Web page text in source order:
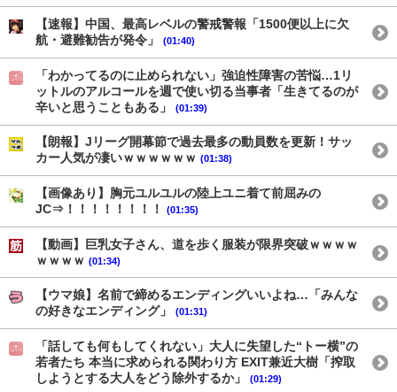
【速報】中国、最高レベルの警戒警報「1500便以上に欠
航・避難勧告が発令」
(01:40)
「わかってるのに止められない」強迫性障害の苦悩…1リ
ットルのアルコールを週で使い切る当事者「生きてるのが
辛いと思うこともある」
(01:39)
【朗報】Jリーグ開幕節で過去最多の動員数を更新！サッ
カー人気が凄いｗｗｗｗｗｗ (01:38)
【画像あり】胸元ユルユルの陸上ユニ着て前屈みの
JC⇒！！！！！！！！
(01:35)
【動画】巨乳女子さん、道を歩く服装が限界突破ｗｗｗｗ
ｗｗｗｗ (01:34)
【ウマ娘】名前で締めるエンディングいいよね…「みんな
の好きなエンディング」
(01:31)
「話しても何もしてくれない」大人に失望した“トー横”の
若者たち 本当に求められる関わり方 EXIT兼近大樹「搾取
しようとする大人をどう除外するか」
(01:29)